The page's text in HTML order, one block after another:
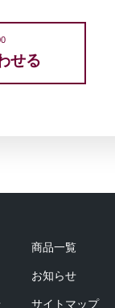
せる
商品一覧
お知らせ
サイトマップ